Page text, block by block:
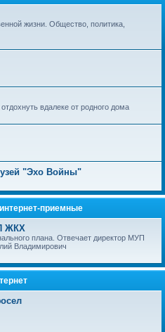
жизни. Общество, политика,
вдалеке от родного дома
"Эхо Войны"
приемные
ЖКХ
плана. Отвечает директор МУП
Владимирович